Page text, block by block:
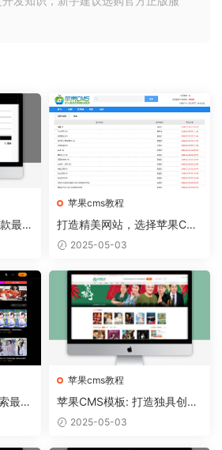
最热
苹果cms教程
打造精美网站，选择苹果CM
S模板从容实现
2025-05-03
最新
苹果cms教程
苹果CMS模板: 打造独具创意
的个人博客！
2025-05-03